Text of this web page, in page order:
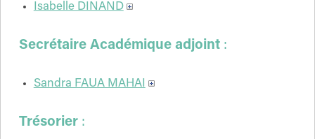
Isabelle DINAND
Secrétaire Académique adjoint:
Sandra FAUA MAHAI
Trésorier: